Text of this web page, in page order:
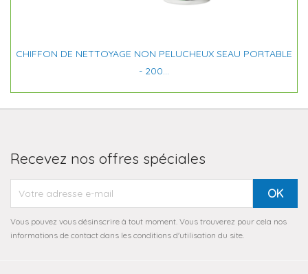
CHIFFON DE NETTOYAGE NON PELUCHEUX SEAU PORTABLE
- 200...
Recevez nos offres spéciales
Vous pouvez vous désinscrire à tout moment. Vous trouverez pour cela nos
informations de contact dans les conditions d'utilisation du site.